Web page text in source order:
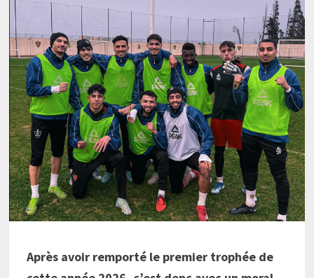
Après avoir remporté le premier trophée de